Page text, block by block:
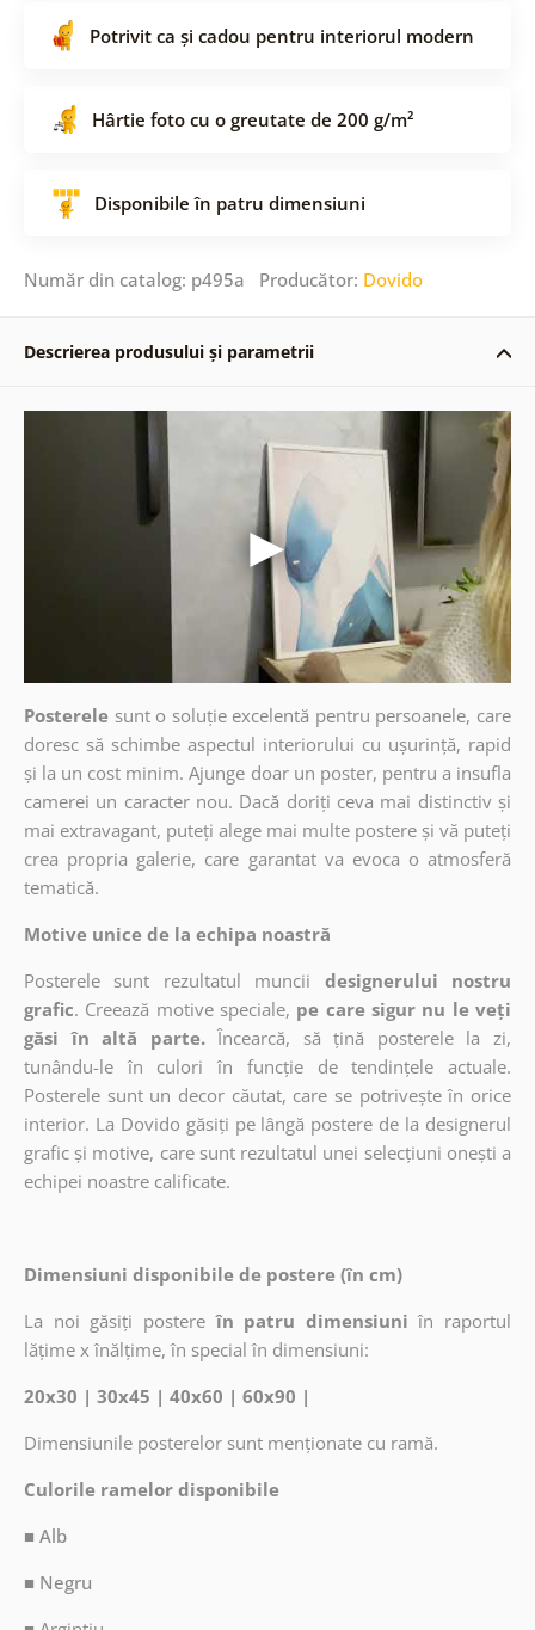
Potrivit ca și cadou pentru interiorul modern
Hârtie foto cu o greutate de 200 g/m²
Disponibile în patru dimensiuni
Număr din catalog: p495a Producător: Dovido
Descrierea produsului și parametrii
Posterele sunt o soluție excelentă pentru persoanele, care
doresc să schimbe aspectul interiorului cu ușurință, rapid
și la un cost minim. Ajunge doar un poster, pentru a insufla
camerei un caracter nou. Dacă doriți ceva mai distinctiv și
mai extravagant, puteți alege mai multe postere și vă puteți
crea propria galerie, care garantat va evoca o atmosferă
tematică.
Motive unice de la echipa noastră
Posterele sunt rezultatul muncii
designerului nostru
grafic. Creează motive speciale, pe care sigur nu le veți
găsi în altă parte. Încearcă, să țină posterele la zi,
tunându-le în culori în funcție de tendințele actuale.
Posterele sunt un decor căutat, care se potrivește în orice
interior. La Dovido găsiți pe lângă postere de la designerul
grafic și motive, care sunt rezultatul unei selecțiuni onești a
echipei noastre calificate.
Dimensiuni disponibile de postere (în cm)
La noi găsiți postere în patru dimensiuni în raportul
lățime x înălțime, în special în dimensiuni:
20x30 | 30x45 | 40x60 | 60x90 |
Dimensiunile posterelor sunt menționate cu ramă.
Culorile ramelor disponibile
■ Alb
■ Negru